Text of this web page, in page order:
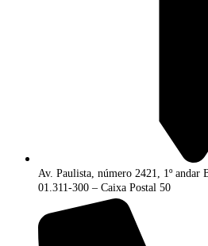
Av. Paulista, número 2421, 1º andar
01.311-300 – Caixa Postal 50